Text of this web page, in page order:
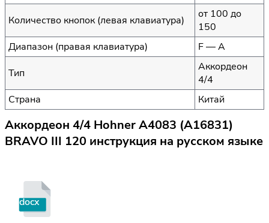
Количество кнопок (левая клавиатура)
от 100 до
150
Диапазон (правая клавиатура)
F — A
Тип
Аккордеон
4/4
Страна
Китай
Аккордеон 4/4 Hohner A4083 (A16831)
BRAVO III 120 инструкция на русском языке
docx